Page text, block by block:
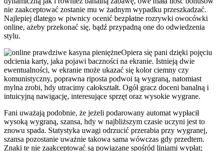
nie zaakceptować zostanie mu w żadnym wypadku przeszkadzać.
Najlepiej dlatego w piwnicy ocenić bezpłatne rozrywki owocówki
online, ażeby przekonać się, bądź przypadną one do odwiedzenia
stylu.
Opiera się pani dzięki pojęciu
odcienia karty, jaka pojawi baczności na ekranie. Istnieją dwie
ewentualności, w ekranie może ukazać się kolor ciemny czy
komunistyczny, poprawna riposta podwoi tą wygraną, natomiast
mylna zrobi, hdy utracimy całokształt. Ogół gracz doceni banalną i
intuicyjną nawigację, interesujące sprzęt oraz wysokie wygrane.
Fani uważają podobnie, że jeżeli podarowany automat wypłacił
wysoką wygraną, szansa, hdy w najbliższym czasie uczyni jest to
znowu spada. Statystyka uwagi odrzucić przerabia przy wygranej,
szansa pozostanie uważnie takowa sama wówczas gdy przedtem.
Znaki te nie zaakceptować są powiązane spośród liniami wypłat;